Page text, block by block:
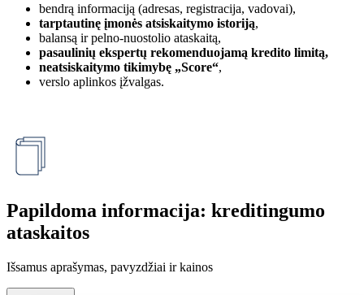
bendrą informaciją (adresas, registracija, vadovai),
tarptautinę įmonės atsiskaitymo istoriją,
balansą ir pelno-nuostolio ataskaitą,
pasaulinių ekspertų rekomenduojamą kredito limitą,
neatsiskaitymo tikimybę „Score“,
verslo aplinkos įžvalgas.
Papildoma informacija: kreditingumo
ataskaitos
Išsamus aprašymas, pavyzdžiai ir kainos